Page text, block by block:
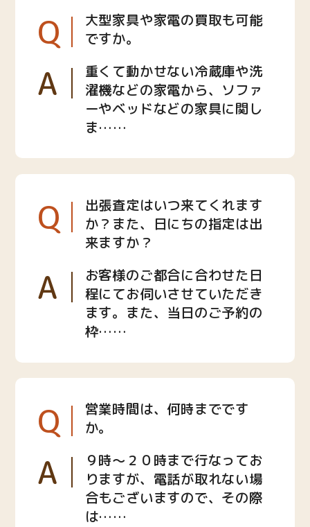
Q
大型家具や家電の買取も可能
ですか。
A
重くて動かせない冷蔵庫や洗
濯機などの家電から、ソファ
ーやベッドなどの家具に関し
ま……
Q
出張査定はいつ来てくれます
か？また、日にちの指定は出
来ますか？
A
お客様のご都合に合わせた日
程にてお伺いさせていただき
ます。また、当日のご予約の
枠……
Q
営業時間は、何時までです
か。
A
９時〜２０時まで行なってお
りますが、電話が取れない場
合もございますので、その際
は……